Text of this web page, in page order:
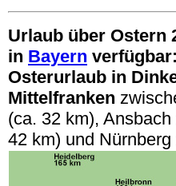
Urlaub über Ostern
in Bayern verfügbar:
Osterurlaub in
Mittelfranken
(ca. 32 km),
42 km) und Nürnberg